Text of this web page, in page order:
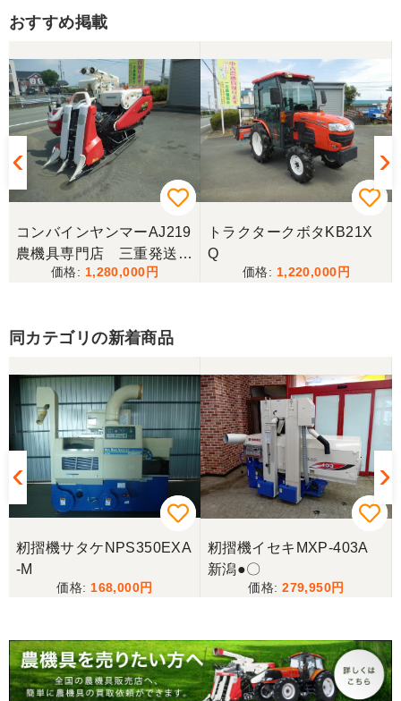
この度はお世話になりました。また、機会があれば
よろしくお願いします。
三重県／ユウスケ
購入から引き取りまでスムーズでした。ありがとう
ございました。
三重県／
当方の要望に対して、素早く対応していただき感謝
スタッフの鈴木さんが親切で機械に詳しく 丁寧にご
対応頂きました。 ありがとう！ 少し距離はあります
が、今後も農機具を買う際はのうき屋さんを利用し
ようと思います。
三重県／miraisann
写真と現物が違いすぎる
こちらの、対応も、よく、大変、満足、です。
三重県／谷本勝美
こちらの、対応、も、よくして、くれました。
おすすめ掲載
コンバインヤンマーAJ219
農機具専門店 三重発送整
備済み
1,280,000
トラクタークボタKB21X
Q
1,220,000
同カテゴリの新着商品
籾摺機サタケNPS350EXA
-M
168,000
籾摺機イセキMXP-403A
新潟●〇
279,950